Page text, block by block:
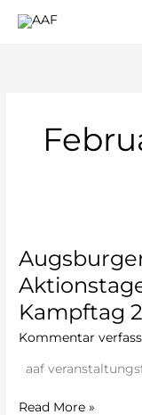
Inhalt
Kampftag
Kommentar
aaf
Aktionstage
&
feministischer
Kampftag
2024
Read More »